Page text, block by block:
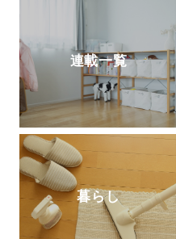
連載一覧
暮らし